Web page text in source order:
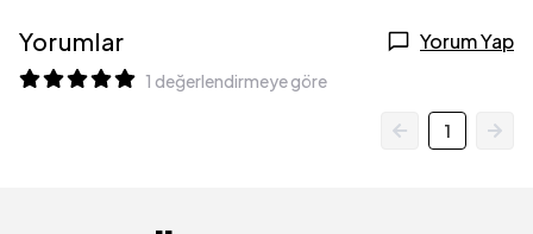
Yorumlar Yorum Yap
1 değerlendirmeye göre
1